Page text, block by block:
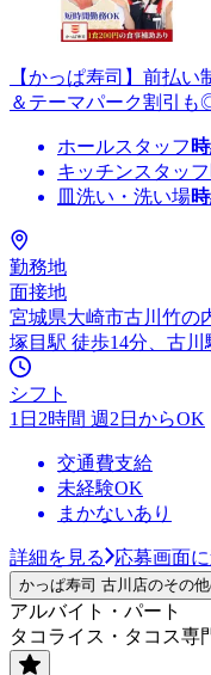
【かっぱ寿司】前払
＆テーマパーク割引も
ホールスタッフ
キッチンスタッフ
皿洗い・洗い場
勤務地
面接地
宮城県大崎市古川竹の
塚目駅 徒歩14分、古川
シフト
1日2時間 週2日からOK
交通費支給
未経験OK
まかないあり
詳細を見る 応募画面
かっぱ寿司 古川店のその
アルバイト・パート
タコライス・タコス専